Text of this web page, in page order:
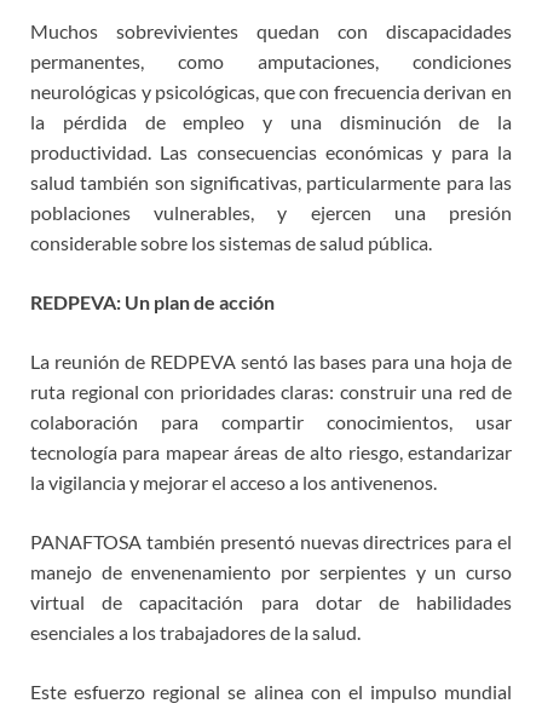
Muchos sobrevivientes quedan con discapacidades
permanentes, como amputaciones, condiciones
neurológicas y psicológicas, que con frecuencia derivan en
la pérdida de empleo y una disminución de la
productividad. Las consecuencias económicas y para la
salud también son significativas, particularmente para las
poblaciones vulnerables, y ejercen una presión
considerable sobre los sistemas de salud pública.
REDPEVA: Un plan de acción
La reunión de REDPEVA sentó las bases para una hoja de
ruta regional con prioridades claras: construir una red de
colaboración para compartir conocimientos, usar
tecnología para mapear áreas de alto riesgo, estandarizar
la vigilancia y mejorar el acceso a los antivenenos.
PANAFTOSA también presentó nuevas directrices para el
manejo de envenenamiento por serpientes y un curso
virtual de capacitación para dotar de habilidades
esenciales a los trabajadores de la salud.
Este esfuerzo regional se alinea con el impulso mundial